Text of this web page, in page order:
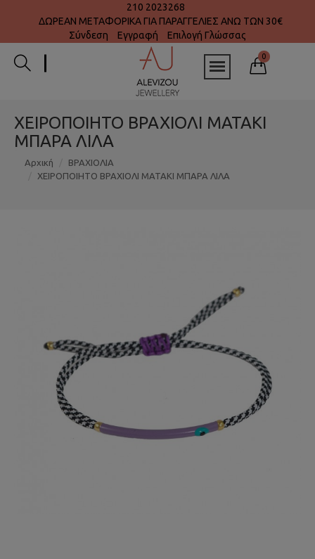
210 2023268
ΔΩΡΕΑΝ ΜΕΤΑΦΟΡΙΚΑ ΓΙΑ ΠΑΡΑΓΓΕΛΙΕΣ ΑΝΩ ΤΩΝ 30€
Σύνδεση
Εγγραφή Επιλογή Γλώσσας
0
ΧΕΙΡΟΠΟΙΗΤΟ ΒΡΑΧΙΟΛΙ ΜΑΤΑΚΙ
ΜΠΑΡΑ ΛΙΛΑ
Αρχική
ΒΡΑΧΙΟΛΙΑ
ΧΕΙΡΟΠΟΙΗΤΟ ΒΡΑΧΙΟΛΙ ΜΑΤΑΚΙ ΜΠΑΡΑ ΛΙΛΑ